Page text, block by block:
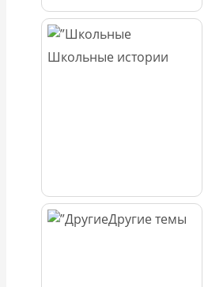
Школьные истории
Другие темы